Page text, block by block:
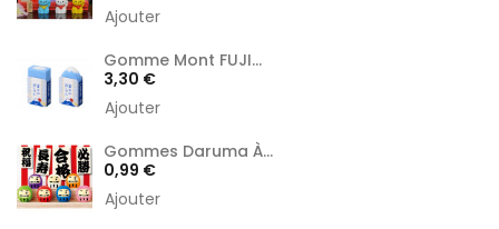
Ajouter
Gomme Mont FUJI...
Prix
3,30 €
Ajouter
Gommes Daruma À...
Prix
0,99 €
Ajouter